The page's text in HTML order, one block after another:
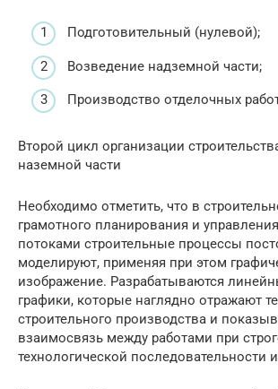
Подготовительный (нулевой);
Возведение надземной части;
Производство отделочных
Второй цикл организации
наземной части
Необходимо отметить, что в
грамотного планирования и
потоками строительные процессы
моделируют, применяя при этом
изображение. Разрабатываются
графики, которые наглядно отражают
строительного производства и
взаимосвязь между работами при
технологической последовательности